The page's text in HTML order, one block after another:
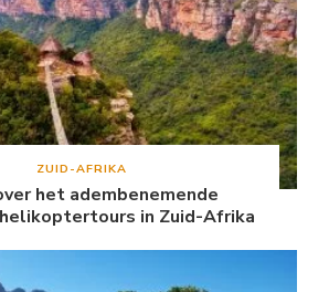
ZUID-AFRIKA
het adembenemende
in Zuid-Afrika